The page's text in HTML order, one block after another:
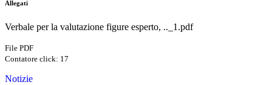
Allegati
Verbale per la valutazione figure esperto, .._1.pdf
File PDF
Contatore click: 17
Notizie